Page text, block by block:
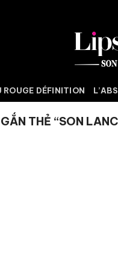
ROUGE DÉFINITION
THẺ “SON